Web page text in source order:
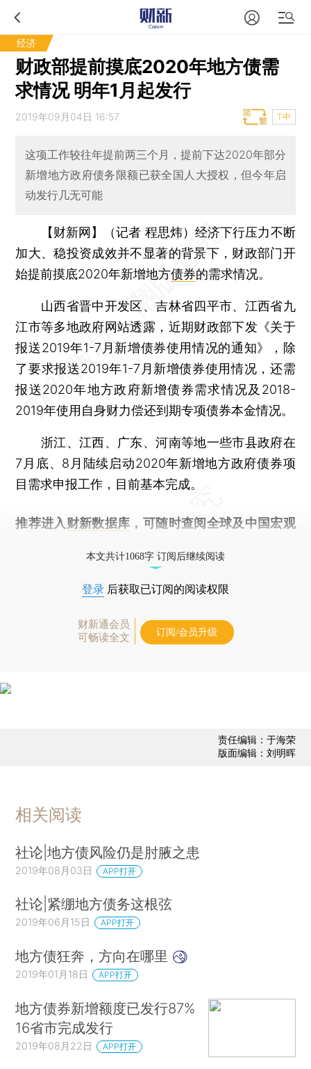
经济
财政部提前摸底2020年地方债需
求情况 明年1月起发行
2019年09月04日 16:57 T中
这项工作较往年提前两三个月，提前下达2020年部分
新增地方政府债务限额已获全国人大授权，但今年启
动发行几无可能
【财新网】（记者 程思炜） 经济下行压力不断
加大、稳投资成效并不显著的背景下，财政部门开
始提前摸底2020年新增地方债券的需求情况。
山西省晋中开发区、吉林省四平市、江西省九
江市等多地政府网站透露，近期财政部下发《关于
报送2019年1-7月新增债券使用情况的通知》，除
了要求报送2019年1-7月新增债券使用情况，还需
报送2020年地方政府新增债券需求情况及2018-
2019年使用自身财力偿还到期专项债券本金情况。
浙江、江西、广东、河南等地一些市县政府在
7月底、8月陆续启动2020年新增地方政府债券项
目需求申报工作，目前基本完成。
推荐进入 财新数据库 ，可随时查阅全球及中国宏观
本文共计1068字 订阅后继续阅读
登录 后获取已订阅的阅读权限
财新通会员
可畅读全文
订阅/会员升级
责任编辑：于海荣
版面编辑：刘明晖
相关阅读
社论|地方债风险仍是肘腋之患
2019年08月03日 APP打开
社论|紧绷地方债务这根弦
2019年06月15日 APP打开
地方债狂奔，方向在哪里
2019年01月18日 APP打开
地方债券新增额度已发行87%
16省市完成发行
2019年08月22日 APP打开